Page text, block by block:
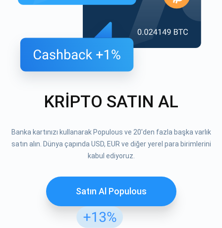
KRİPTO SATIN AL
Banka kartınızı kullanarak Populous ve 20'den fazla başka varlık
satın alın. Dünya çapında USD, EUR ve diğer yerel para birimlerini
kabul ediyoruz.
Satın Al Populous